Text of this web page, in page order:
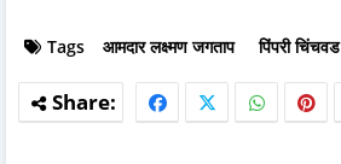
Tags आमदार लक्ष्मण जगताप पिंपरी चिंचवड